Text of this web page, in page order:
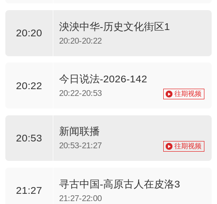
20:20
泱泱中华-历史文化街区1
20:20-20:22
20:22
今日说法-2026-142
20:22-20:53 往期视频
20:53
新闻联播
20:53-21:27 往期视频
21:27
寻古中国-高原古人在皮洛3
21:27-22:00